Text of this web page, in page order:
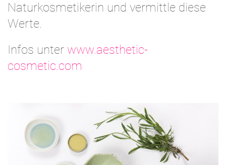
Naturkosmetikerin und vermittle diese
Werte.
Infos unter www.aesthetic-
cosmetic.com